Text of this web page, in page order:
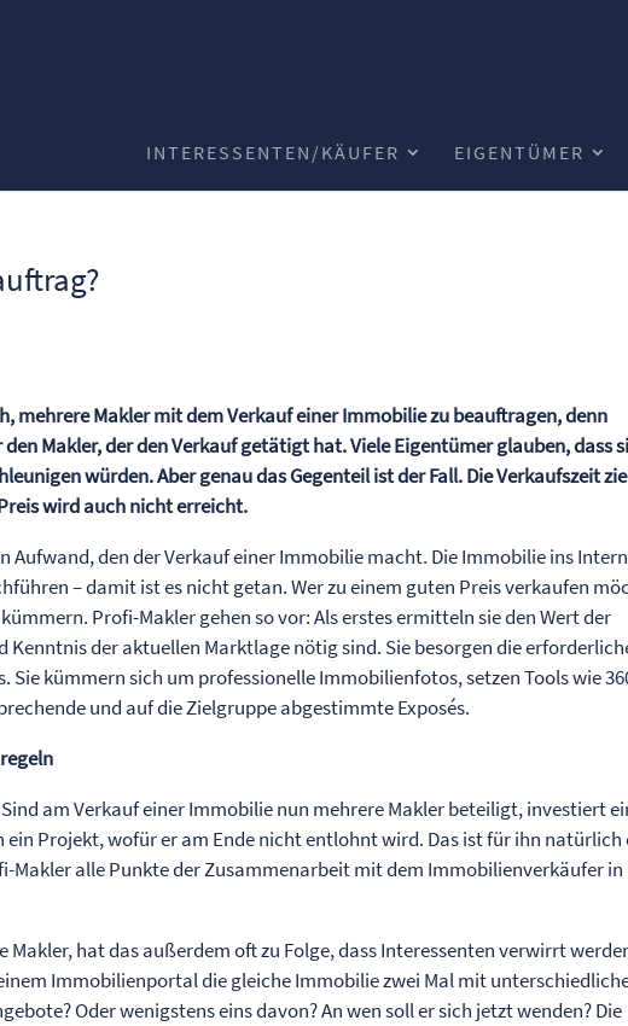
INTERESSENTEN/KÄUFER EIGENTÜMER
mehrere Makler mit dem Verkauf einer Immobilie zu beauftragen, denn
Makler, der den Verkauf getätigt hat. Viele Eigentümer glauben, dass
würden. Aber genau das Gegenteil ist der Fall. Die Verkaufszeit
wird auch nicht erreicht.
Aufwand, den der Verkauf einer Immobilie macht. Die Immobilie ins
– damit ist es nicht getan. Wer zu einem guten Preis verkaufen
Profi-Makler gehen so vor: Als erstes ermitteln sie den Wert der
der aktuellen Marktlage nötig sind. Sie besorgen die
Sie kümmern sich um professionelle Immobilienfotos, setzen Tools wie
und auf die Zielgruppe abgestimmte Exposés.
am Verkauf einer Immobilie nun mehrere Makler beteiligt, investiert
Projekt, wofür er am Ende nicht entlohnt wird. Das ist für ihn natürlich
Makler alle Punkte der Zusammenarbeit mit dem Immobilienverkäufer in
hat das außerdem oft zu Folge, dass Interessenten verwirrt
Immobilienportal die gleiche Immobilie zwei Mal mit
Oder wenigstens eins davon? An wen soll er sich jetzt wenden? Die